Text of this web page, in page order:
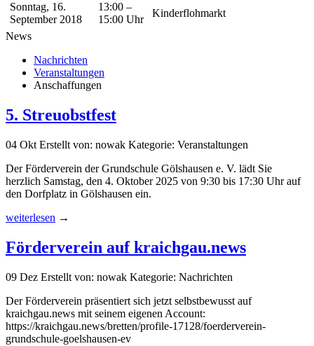
Sonntag, 16.
September 2018
13:00 –
15:00 Uhr
Kinderflohmarkt
News
Nachrichten
Veranstaltungen
Anschaffungen
5. Streuobstfest
04 Okt Erstellt von: nowak Kategorie: Veranstaltungen
Der Förderverein der Grundschule Gölshausen e. V. lädt Sie
herzlich Samstag, den 4. Oktober 2025 von 9:30 bis 17:30 Uhr auf
den Dorfplatz in Gölshausen ein.
weiterlesen →
Förderverein auf kraichgau.news
09 Dez Erstellt von: nowak Kategorie: Nachrichten
Der Förderverein präsentiert sich jetzt selbstbewusst auf
kraichgau.news mit seinem eigenen Account:
https://kraichgau.news/bretten/profile-17128/foerderverein-
grundschule-goelshausen-ev